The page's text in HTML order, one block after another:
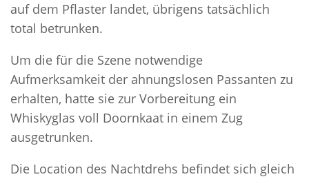
auf dem Pflaster landet, übrigens tatsächlich
total betrunken.
Um die für die Szene notwendige
Aufmerksamkeit der ahnungslosen Passanten zu
erhalten, hatte sie zur Vorbereitung ein
Whiskyglas voll Doornkaat in einem Zug
ausgetrunken.
Die Location des Nachtdrehs befindet sich gleich